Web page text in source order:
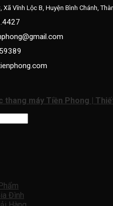
Xã Vĩnh Lộc B, Huyện Bình Chánh,
thang máy Tiền Phong |
Đình